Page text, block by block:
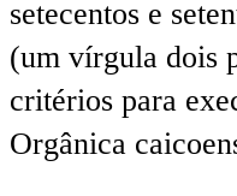
setecentos e
(um vírgula dois
critérios para
Orgânica